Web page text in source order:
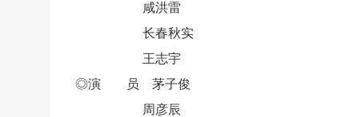
咸洪雷
长春秋实
王志宇
◎演 员 茅子俊
周彦辰